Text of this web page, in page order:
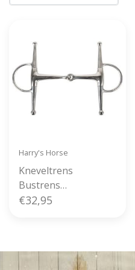
Harry's Horse
Kneveltrens
Bustrens
Enkelgebroken
€32,95